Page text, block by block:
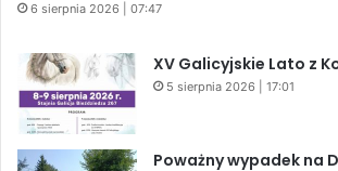
6 sierpnia 2026 | 07:47
XV Galicyjskie Lato z
5 sierpnia 2026 | 17:01
Poważny wypadek na